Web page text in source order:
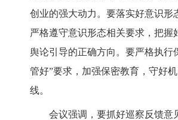
创业的强大动力。要落实好意识形
严格遵守意识形态相关要求，把握
舆论引导的正确方向。要严格执行
管好”要求，加强保密教育，守好
线。
会议强调，要抓好巡察反馈意